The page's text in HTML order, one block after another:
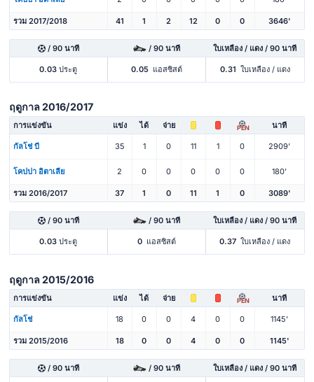
รวม 2017/2018 41 1 2 12 0 0 3646'
/ 90 นาที / 90 นาที ใบเหลือง / แดง / 90 นาที
0.03 ประตู 0.05 แอสซิสต์ 0.31 ใบเหลือง / แดง
ฤดูกาล 2016/2017
การแข่งขัน แข่ง ได้ จ่าย PEN นาที
กัลโช่ บี 35 1 0 11 1 0 2909'
โคปปา อิตาเลีย 2 0 0 0 0 0 180'
รวม 2016/2017 37 1 0 11 1 0 3089'
/ 90 นาที / 90 นาที ใบเหลือง / แดง / 90 นาที
0.03 ประตู 0 แอสซิสต์ 0.37 ใบเหลือง / แดง
ฤดูกาล 2015/2016
การแข่งขัน แข่ง ได้ จ่าย PEN นาที
กัลโช่ 18 0 0 4 0 0 1145'
รวม 2015/2016 18 0 0 4 0 0 1145'
/ 90 นาที / 90 นาที ใบเหลือง / แดง / 90 นาที